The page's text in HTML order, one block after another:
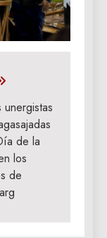
unergistas
de la
los
de